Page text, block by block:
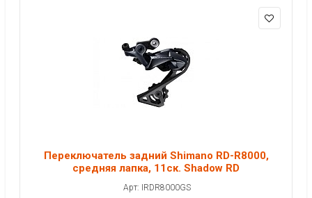
Переключатель задний Shimano RD-R8000,
средняя лапка, 11ск. Shadow RD
Арт: IRDR8000GS